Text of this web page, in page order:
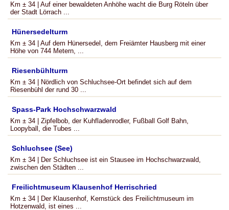
Km ± 34 | Auf einer bewaldeten Anhöhe wacht die Burg Röteln über
der Stadt Lörrach ...
Hünersedelturm
Km ± 34 | Auf dem Hünersedel, dem Freiämter Hausberg mit einer
Höhe von 744 Metern, ...
Riesenbühlturm
Km ± 34 | Nördlich von Schluchsee-Ort befindet sich auf dem
Riesenbühl der rund 30 ...
Spass-Park Hochschwarzwald
Km ± 34 | Zipfelbob, der Kuhfladenrodler, Fußball Golf Bahn,
Loopyball, die Tubes ...
Schluchsee (See)
Km ± 34 | Der Schluchsee ist ein Stausee im Hochschwarzwald,
zwischen den Städten ...
Freilichtmuseum Klausenhof Herrischried
Km ± 34 | Der Klausenhof, Kernstück des Freilichtmuseum im
Hotzenwald, ist eines ...